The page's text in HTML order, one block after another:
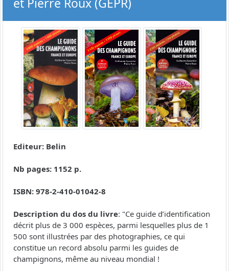
Editeur: Belin
Nb pages: 1152 p.
ISBN: 978-2-410-01042-8
Description du dos du livre: "Ce guide d’identification
décrit plus de 3 000 espèces, parmi lesquelles plus de 1
500 sont illustrées par des photographies, ce qui
constitue un record absolu parmi les guides de
champignons, même au niveau mondial !